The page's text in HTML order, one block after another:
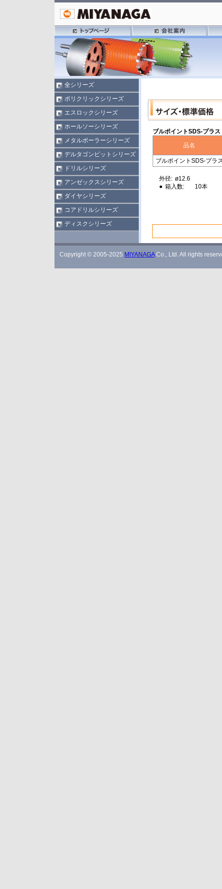
全シリーズ
ポリクリックシリーズ
エスロックシリーズ
ホールソーシリーズ
メタルボーラーシリーズ
デルタゴンビットシリーズ
ドリルシリーズ
アンゼックスシリーズ
ダイヤシリーズ
コアドリルシリーズ
ディスクシリーズ
ブルポイントSDS-プラス
品名
ブルポイントSDS-プラ
外径: ø12.6
● 箱入数: 10本
Copyright © 2005-2025 MIYANAGACo., Ltd. All rights